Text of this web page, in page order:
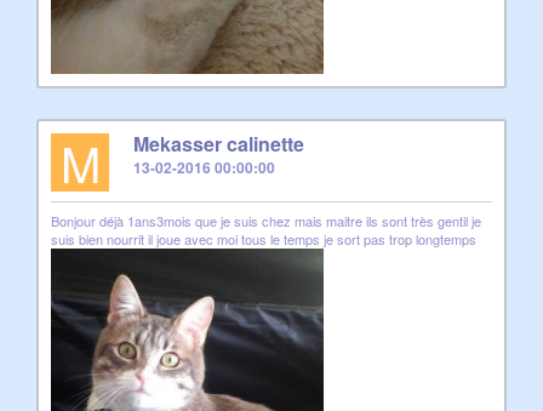
M Mekasser calinette
13-02-2016 00:00:00
Bonjour déjà 1ans3mois que je suis chez mais maitre ils sont très gentil je
suis bien nourrit il joue avec moi tous le temps je sort pas trop longtemps